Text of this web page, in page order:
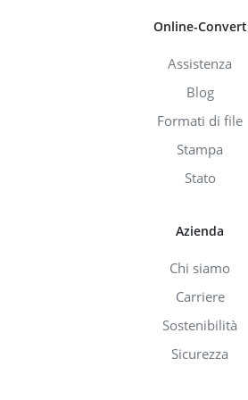
Online-Convert
Assistenza
Blog
Formati di file
Stampa
Stato
Azienda
Chi siamo
Carriere
Sostenibilità
Sicurezza